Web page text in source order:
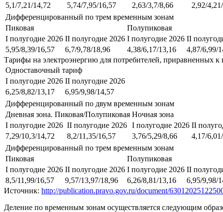
5,1/7,21/14,72
5,74/7,95/16,57 2,63/3,7/8,66
2,92/
Дифференцированный по трем временным зонам
Пиковая
Полупиковая
I полугодие 2026 II полугодие 2026 I полугодие 2026 II
5,95/8,39/16,57
6,7/9,78/18,96 4,38/6,17/13,16 4,87/6,99/
Тарифы на электроэнергию для потребителей, приравненных к
Одноставочный тариф
I полугодие 2026 II полугодие 2026
6,25/8,82/13,17
6,95/9,98/14,57
Дифференцированный по двум временным зонам
Дневная зона. Пиковая/Полупиковая Ночная зона
I полугодие 2026 II полугодие 2026 I полугодие 2026 II
7,29/10,3/14,72
8,2/11,35/16,57 3,76/5,29/8,66
4,17/
Дифференцированный по трем временным зонам
Пиковая
Полупиковая
I полугодие 2026 II полугодие 2026 I полугодие 2026 II
8,5/11,99/16,57
9,57/13,97/18,96 6,26/8,81/13,16 6,95/9,98/
Источник: http://publication.pravo.gov.ru/document/
Деление по временным зонам осуществляется следующим